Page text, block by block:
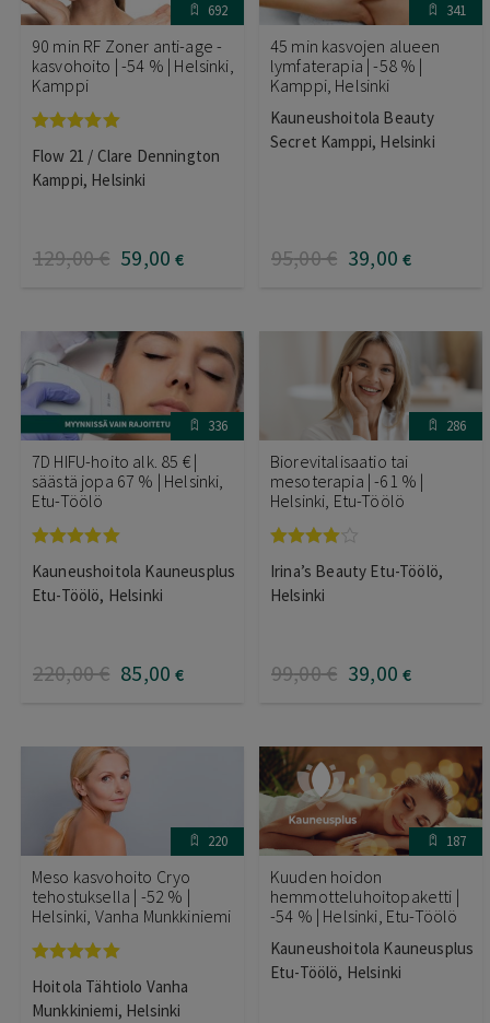
692
90 min RF Zoner anti-age -
kasvohoito | -54 % | Helsinki,
Kamppi
tuotteesta:
5.00/ 5
Flow 21 / Clare Dennington
Kamppi, Helsinki
129,00€ 59,00 €
341
45 min kasvojen alueen
lymfaterapia | -58 % |
Kamppi, Helsinki
Kauneushoitola Beauty
Secret Kamppi, Helsinki
95,00€ 39,00 €
336
7D HIFU-hoito alk. 85 € |
säästä jopa 67 % | Helsinki,
Etu-Töölö
tuotteesta:
5.00/ 5
Kauneushoitola Kauneusplus
Etu-Töölö, Helsinki
220,00€ 85,00 €
286
Biorevitalisaatio tai
mesoterapia | -61 % |
Helsinki, Etu-Töölö
tuotteesta:
4.00/ 5
Irina’s Beauty Etu-Töölö,
Helsinki
99,00€ 39,00 €
220
Meso kasvohoito Cryo
tehostuksella | -52 % |
Helsinki, Vanha Munkkiniemi
tuotteesta:
5.00/ 5
Hoitola Tähtiolo Vanha
Munkkiniemi, Helsinki
187
Kuuden hoidon
hemmotteluhoitopaketti |
-54 % | Helsinki, Etu-Töölö
Kauneushoitola Kauneusplus
Etu-Töölö, Helsinki